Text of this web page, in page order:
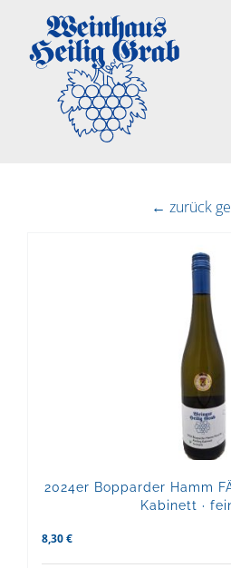
content
← zurück
2024er Bopparder Hamm
Kabinett ·
8,30 €